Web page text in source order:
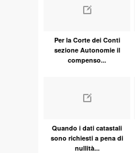
Per la Corte dei Conti
sezione Autonomie il
compenso...
Quando i dati catastali
sono richiesti a pena di
nullità...